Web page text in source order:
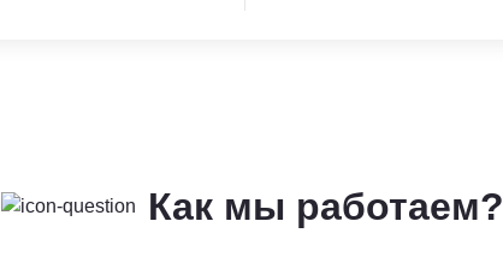
Как мы работаем?